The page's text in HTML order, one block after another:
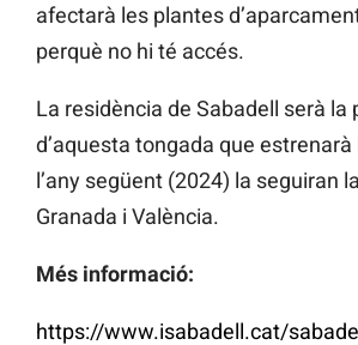
afectarà les plantes
perquè no hi té accés.
La residència de Sabadell serà la
d’aquesta tongada que
l’any següent (2024) la seguiran
Granada i València.
Més informació:
https://www.isabadell.cat/